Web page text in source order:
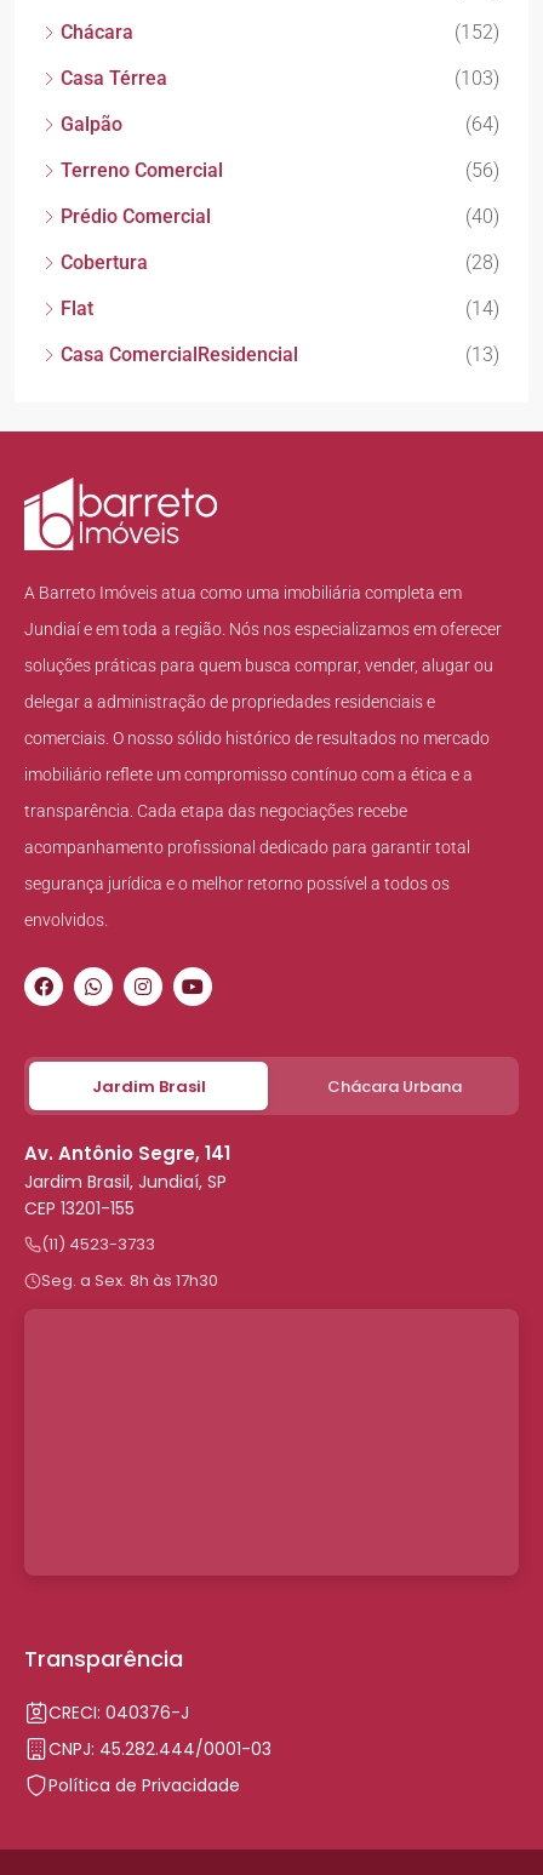
Chácara
(152)
Casa Térrea
(103)
Galpão
(64)
Terreno Comercial
(56)
Prédio Comercial
(40)
Cobertura
(28)
Flat
(14)
Casa ComercialResidencial
(13)
A Barreto Imóveis atua como uma imobiliária completa em
Jundiaí e em toda a região. Nós nos especializamos em oferecer
soluções práticas para quem busca comprar, vender, alugar ou
delegar a administração de propriedades residenciais e
comerciais. O nosso sólido histórico de resultados no mercado
imobiliário reflete um compromisso contínuo com a ética e a
transparência. Cada etapa das negociações recebe
acompanhamento profissional dedicado para garantir total
segurança jurídica e o melhor retorno possível a todos os
envolvidos.
Jardim Brasil Chácara Urbana
Av. Antônio Segre, 141
Jardim Brasil, Jundiaí, SP
CEP 13201-155
(11) 4523-3733
Seg. a Sex. 8h às 17h30
Transparência
CRECI: 040376-J
CNPJ: 45.282.444/0001-03
Política de Privacidade